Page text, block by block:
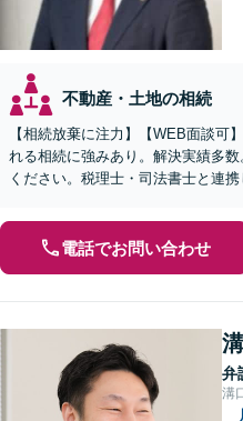
不動産・土地の相続
【相続放棄に注力】【WEB面談可
れる相続に強みあり。解決実績多
ください。税理士・司法書士と連
電話でお問い合わせ
弁
溝